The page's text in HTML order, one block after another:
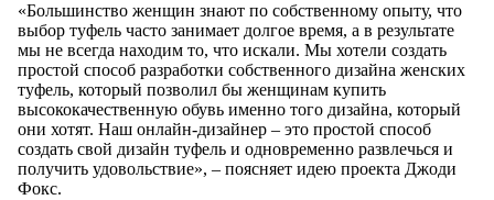
«Большинство женщин знают по собственному опыту, что
выбор туфель часто занимает долгое время, а в результате
мы не всегда находим то, что искали. Мы хотели создать
простой способ разработки собственного дизайна женских
туфель, который позволил бы женщинам купить
высококачественную обувь именно того дизайна, который
они хотят. Наш онлайн-дизайнер – это простой способ
создать свой дизайн туфель и одновременно развлечься и
получить удовольствие», – поясняет идею проекта Джоди
Фокс.